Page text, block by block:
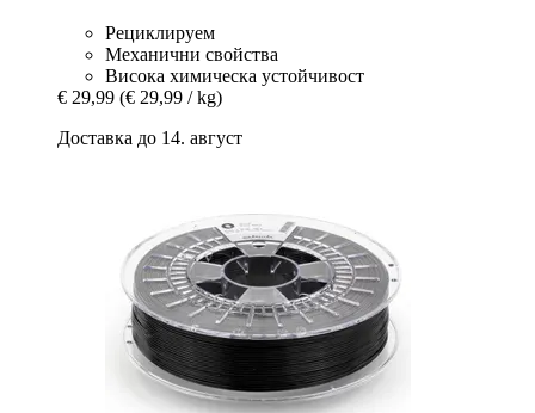
Рециклируем
Механични свойства
Висока химическа устойчивост
€ 29,99 (€ 29,99 / kg)
Доставка до 14. август